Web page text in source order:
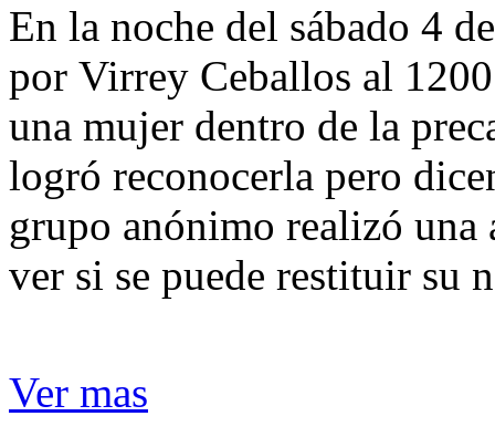
En la noche del sábado 4
por Virrey Ceballos al
una mujer dentro de la
logró reconocerla pero
grupo anónimo realizó
ver si se puede restituir su
Ver mas